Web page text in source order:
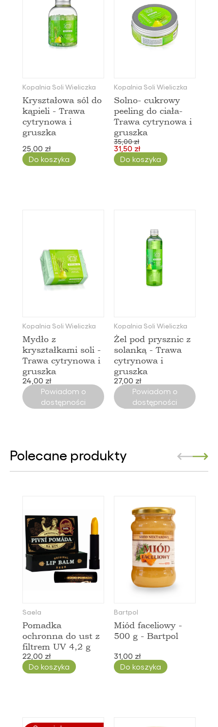
Kopalnia Soli Wieliczka
Kryształowa sól do
kąpieli - Trawa
cytrynowa i
gruszka
25,00 zł
Do koszyka
Kopalnia Soli Wieliczka
Solno- cukrowy
peeling do ciała-
Trawa cytrynowa i
gruszka
35,00 zł
31,50 zł
Do koszyka
Kopalnia Soli Wieliczka
Mydło z
kryształkami soli -
Trawa cytrynowa i
gruszka
24,00 zł
Powiadom o
dostępności
Kopalnia Soli Wieliczka
Żel pod prysznic z
solanką - Trawa
cytrynowa i
gruszka
27,00 zł
Powiadom o
dostępności
Polecane produkty
Saela
Pomadka
ochronna do ust z
filtrem UV 4,2 g
22,00 zł
Do koszyka
Bartpol
Miód faceliowy -
500 g - Bartpol
31,00 zł
Do koszyka